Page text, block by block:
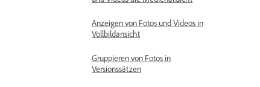
Anzeigen von Fotos und Videos in
Vollbildansicht
Gruppieren von Fotos in
Versionssätzen